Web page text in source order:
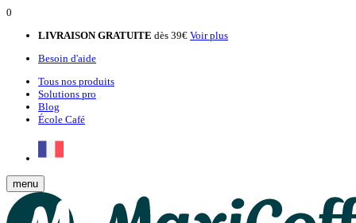
0
LIVRAISON GRATUITE dès 39€ Voir plus
Besoin d'aide
Tous nos produits
Solutions pro
Blog
École Café
menu